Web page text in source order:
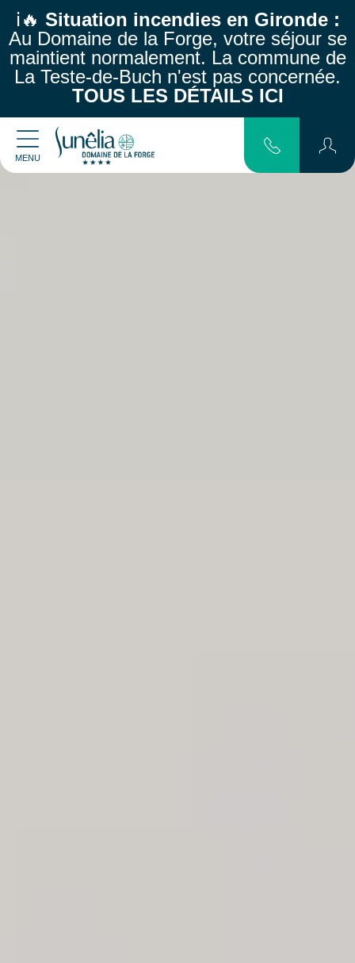
ℹ️🔥 Situation incendies en Gironde :
Au Domaine de la Forge, votre séjour se
maintient normalement. La commune de
La Teste-de-Buch n'est pas concernée.
TOUS LES DÉTAILS ICI
MENU